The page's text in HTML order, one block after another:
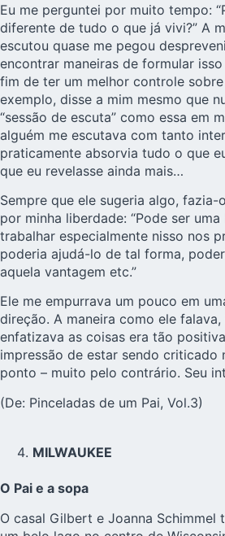
Eu me perguntei por muito tempo:
diferente de tudo o que já vivi?” A
escutou quase me pegou
encontrar maneiras de formular
fim de ter um melhor controle
exemplo, disse a mim mesmo que
“sessão de escuta” como essa em
alguém me escutava com tanto
praticamente absorvia tudo o que
que eu revelasse ainda mais…
Sempre que ele sugeria algo,
por minha liberdade: “Pode ser
trabalhar especialmente nisso nos
poderia ajudá-lo de tal forma,
aquela vantagem etc.”
Ele me empurrava um pouco em
direção. A maneira como ele
enfatizava as coisas era tão
impressão de estar sendo criticado
ponto – muito pelo contrário. Seu
(De: Pinceladas de um Pai, Vol.3)
MILWAUKEE
O Pai e a sopa
O casal Gilbert e Joanna Schimmel